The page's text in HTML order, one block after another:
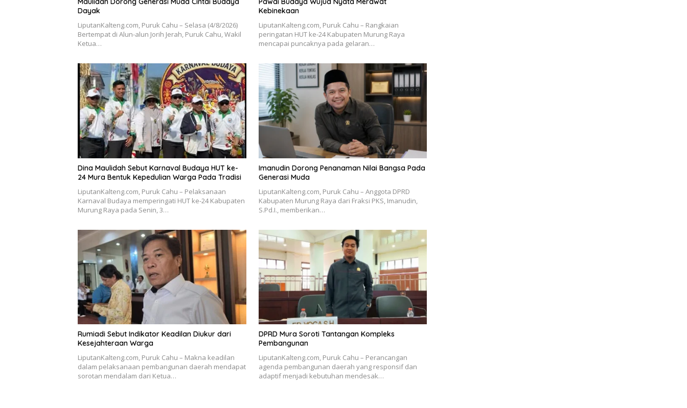
Dayak
LiputanKalteng.com, Puruk Cahu – Selasa (4/8/2026)
Bertempat di Alun-alun Jorih Jerah, Puruk Cahu, Wakil
Ketua…
Kebinekaan
LiputanKalteng.com, Puruk Cahu – Rangkaian
peringatan HUT ke-24 Kabupaten Murung Raya
mencapai puncaknya pada gelaran…
Dina Maulidah Sebut Karnaval Budaya HUT ke-
24 Mura Bentuk Kepedulian Warga Pada Tradisi
LiputanKalteng.com, Puruk Cahu – Pelaksanaan
Karnaval Budaya memperingati HUT ke-24 Kabupaten
Murung Raya pada Senin, 3…
Imanudin Dorong Penanaman Nilai Bangsa Pada
Generasi Muda
LiputanKalteng.com, Puruk Cahu – Anggota DPRD
Kabupaten Murung Raya dari Fraksi PKS, Imanudin,
S.Pd.I., memberikan…
Rumiadi Sebut Indikator Keadilan Diukur dari
Kesejahteraan Warga
LiputanKalteng.com, Puruk Cahu – Makna keadilan
dalam pelaksanaan pembangunan daerah mendapat
sorotan mendalam dari Ketua…
DPRD Mura Soroti Tantangan Kompleks
Pembangunan
LiputanKalteng.com, Puruk Cahu – Perancangan
agenda pembangunan daerah yang responsif dan
adaptif menjadi kebutuhan mendesak…